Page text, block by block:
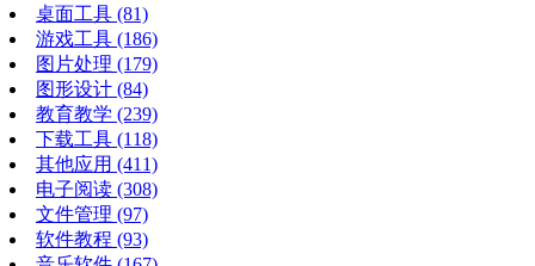
桌面工具 (81)
游戏工具 (186)
图片处理 (179)
图形设计 (84)
教育教学 (239)
下载工具 (118)
其他应用 (411)
电子阅读 (308)
文件管理 (97)
软件教程 (93)